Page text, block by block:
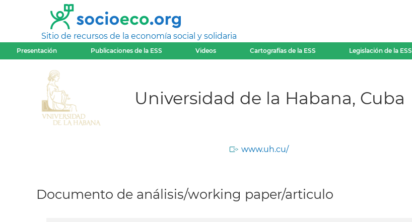
Sitio de recursos de la economía social y solidaria
Presentación Publicaciones de la ESS Videos Cartografías de la ESS Legislación de la ESS
Universidad de la Habana, Cuba
www.uh.cu/
Documento de análisis/working paper/articulo